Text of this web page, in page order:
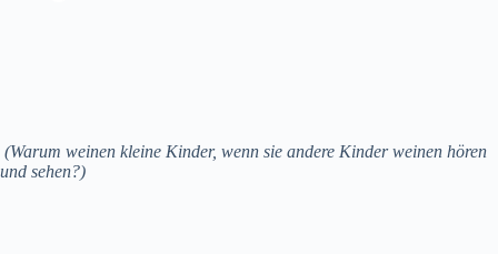
(Warum weinen kleine Kinder, wenn sie andere Kinder weinen hören
und sehen?)